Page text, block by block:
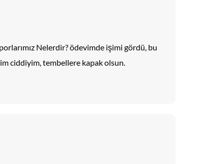
Nelerdir? ödevimde işimi gördü, bu
ciddiyim, tembellere kapak olsun.